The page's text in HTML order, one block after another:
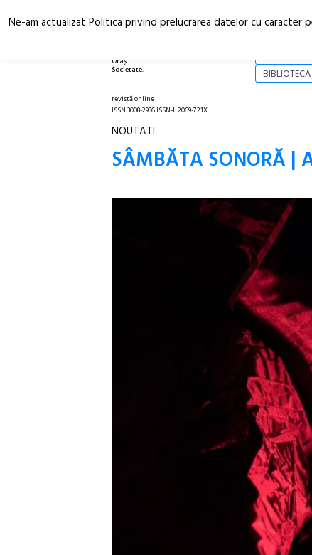
Oraș.
Societate.
revistă online
ISSN 3008-2986 ISSN-L 2069-721X
NOUTATI
SÂMBĂTA SONORĂ
Ne-am actualizat Politica privind prelucrarea datelor cu